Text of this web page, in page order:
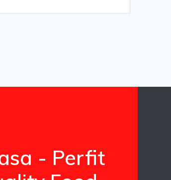
- Perfit